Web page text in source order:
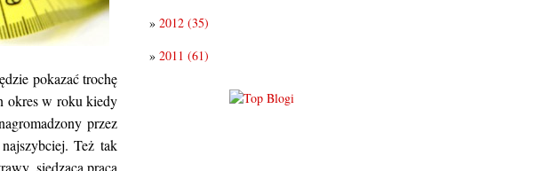
» 2012 (35)
» 2011 (61)
pokazać trochę
okres w roku kiedy
przez
Też tak
siedząca praca